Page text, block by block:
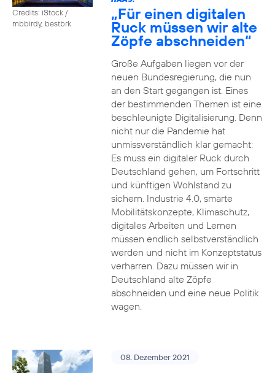
Credits: iStock /
mbbirdy, bestbrk
„Für einen digitalen
Ruck müssen wir alte
Zöpfe abschneiden“
Große Aufgaben liegen vor der
neuen Bundesregierung, die nun
an den Start gegangen ist. Eines
der bestimmenden Themen ist eine
beschleunigte Digitalisierung. Denn
nicht nur die Pandemie hat
unmissverständlich klar gemacht:
Es muss ein digitaler Ruck durch
Deutschland gehen, um Fortschritt
und künftigen Wohlstand zu
sichern. Industrie 4.0, smarte
Mobilitätskonzepte, Klimaschutz,
digitales Arbeiten und Lernen
müssen endlich selbstverständlich
werden und nicht im Konzeptstatus
verharren. Dazu müssen wir in
Deutschland alte Zöpfe
abschneiden und eine neue Politik
wagen.
08. Dezember 2021